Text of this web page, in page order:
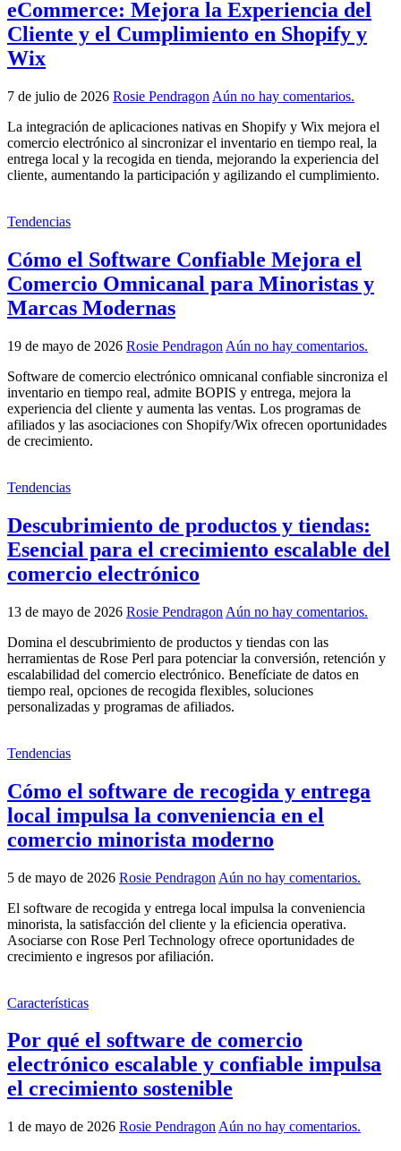
eCommerce: Mejora la Experiencia del
Cliente y el Cumplimiento en Shopify y
Wix
7 de julio de 2026 Rosie Pendragon Aún no hay comentarios.
La integración de aplicaciones nativas en Shopify y Wix mejora el
comercio electrónico al sincronizar el inventario en tiempo real, la
entrega local y la recogida en tienda, mejorando la experiencia del
cliente, aumentando la participación y agilizando el cumplimiento.
Tendencias
Cómo el Software Confiable Mejora el
Comercio Omnicanal para Minoristas y
Marcas Modernas
19 de mayo de 2026 Rosie Pendragon Aún no hay comentarios.
Software de comercio electrónico omnicanal confiable sincroniza el
inventario en tiempo real, admite BOPIS y entrega, mejora la
experiencia del cliente y aumenta las ventas. Los programas de
afiliados y las asociaciones con Shopify/Wix ofrecen oportunidades
de crecimiento.
Tendencias
Descubrimiento de productos y tiendas:
Esencial para el crecimiento escalable del
comercio electrónico
13 de mayo de 2026 Rosie Pendragon Aún no hay comentarios.
Domina el descubrimiento de productos y tiendas con las
herramientas de Rose Perl para potenciar la conversión, retención y
escalabilidad del comercio electrónico. Benefíciate de datos en
tiempo real, opciones de recogida flexibles, soluciones
personalizadas y programas de afiliados.
Tendencias
Cómo el software de recogida y entrega
local impulsa la conveniencia en el
comercio minorista moderno
5 de mayo de 2026 Rosie Pendragon Aún no hay comentarios.
El software de recogida y entrega local impulsa la conveniencia
minorista, la satisfacción del cliente y la eficiencia operativa.
Asociarse con Rose Perl Technology ofrece oportunidades de
crecimiento e ingresos por afiliación.
Características
Por qué el software de comercio
electrónico escalable y confiable impulsa
el crecimiento sostenible
1 de mayo de 2026 Rosie Pendragon Aún no hay comentarios.